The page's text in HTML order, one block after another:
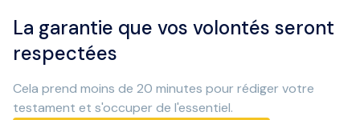
La garantie que vos volontés seront
respectées
Cela prend moins de 20 minutes pour rédiger votre
testament et s'occuper de l'essentiel.